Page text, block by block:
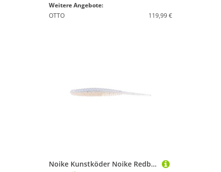
Weitere Angebote:
OTTO
119,99 €
Noike Kunstköder Noike Redbee